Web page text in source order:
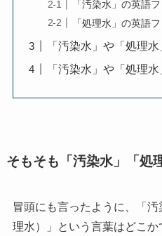
「汚染水」の英語
「処理水」の英語
「汚染水」や「処理
「汚染水」や「処理
そもそも「汚染水」「処
冒頭にも言ったように、「
理水）」という言葉はどこか